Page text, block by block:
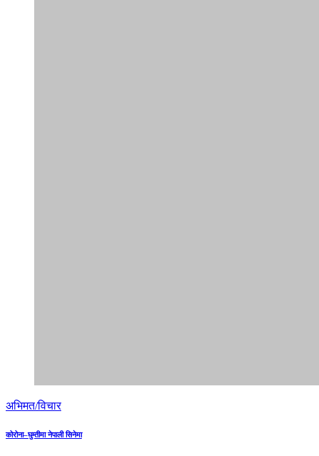
अभिमत/विचार
कोरोना–घुम्तीमा नेपाली सिनेमा